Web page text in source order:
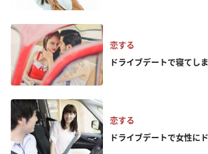
恋する
ドライブデートで寝てし
恋する
ドライブデートで女性に